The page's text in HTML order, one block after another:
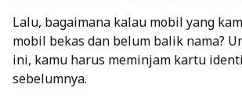
Lalu, bagaimana kalau mobil yang
mobil bekas dan belum balik nama?
ini, kamu harus meminjam kartu
sebelumnya.